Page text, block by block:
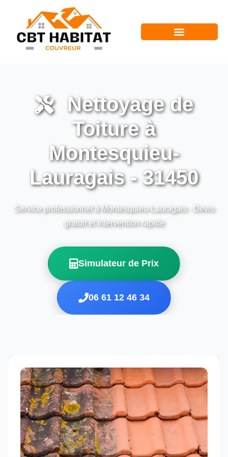
Nettoyage de
Toiture à
Montesquieu-
Lauragais - 31450
Service professionnel à Montesquieu-Lauragais - Devis
gratuit et intervention rapide
Simulateur de Prix
06 61 12 46 34